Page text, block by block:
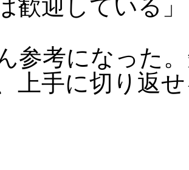
歓迎している」
参考になった
上手に切り返